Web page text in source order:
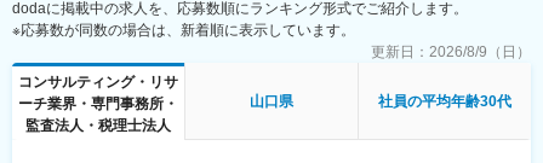
企業で長く使われてきた巨大なシステムを対象とし、最新技術や
新しい設計思想に則って部分ごとに切り出しながらシステム全体
を刷新する「レガシーモダナイゼーション」案件が増加傾向で
す。対象が重厚なシステムであろうと『データ』を切り口にシス
テムを手に入れるアプローチが可能であること、またDX推進とデ
ータ活用を重視するクライアントニーズを背景に、案件の依頼が
dodaに掲載中の求人を、応募数順にランキング形式でご紹介します。
※応募数が同数の場合は、新着順に表示しています。
更新日： 2026/8/9（日）
コンサルティング・リサ
ーチ業界・専門事務所・
監査法人・税理士法人
山口県 社員の平均年齢30代